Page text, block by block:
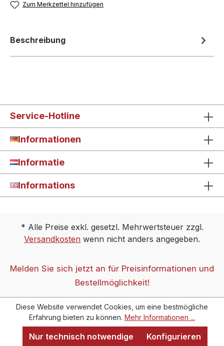
Zum Merkzettel hinzufügen
Beschreibung
Service-Hotline
Informationen
Informatie
Informations
* Alle Preise exkl. gesetzl. Mehrwertsteuer zzgl.
Versandkosten wenn nicht anders angegeben.
Melden Sie sich jetzt an für Preisinformationen und
Bestellmöglichkeit!
Diese Website verwendet Cookies, um eine bestmögliche
Erfahrung bieten zu können. Mehr Informationen ...
Nur technisch notwendige Konfigurieren